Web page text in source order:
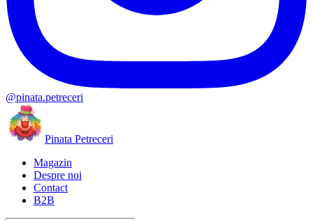
@pinata.petreceri
Pinata Petreceri
Magazin
Despre noi
Contact
B2B